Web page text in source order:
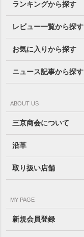
ランキングから探す
レビュー一覧から探す
お気に入りから探す
ニュース記事から探す
ABOUT US
三京商会について
沿革
取り扱い店舗
MY PAGE
新規会員登録